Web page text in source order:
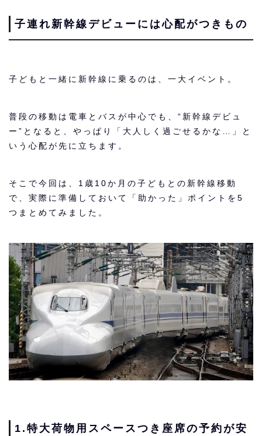
子連れ新幹線デビューには心配がつきもの
子どもと一緒に新幹線に乗るのは、一大イベント。
普段の移動は電車とバスが中心でも、“新幹線デビュ
ー”となると、やっぱり「大人しく過ごせるかな…」と
いう心配が先に立ちます。
そこで今回は、1歳10か月の子どもとの新幹線移動
で、実際に準備しておいて「助かった」ポイントを5
つまとめてみました。
1. 特大荷物用スペースつき 座席の予約が安